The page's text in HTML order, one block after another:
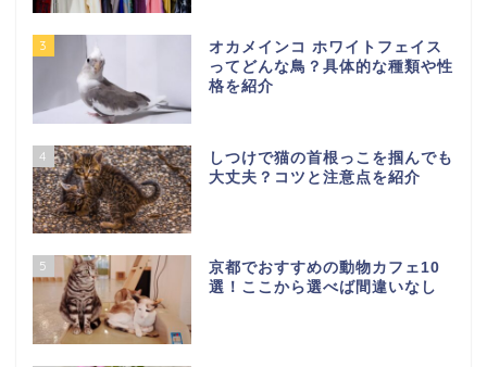
3
オカメインコ ホワイトフェイス
ってどんな鳥？具体的な種類や性
格を紹介
4
しつけで猫の首根っこを掴んでも
大丈夫？コツと注意点を紹介
5
京都でおすすめの動物カフェ10
選！ここから選べば間違いなし